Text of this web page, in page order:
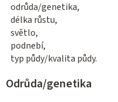
odrůda/genetika,
délka růstu,
světlo,
podnebí,
typ půdy/kvalita půdy.
Odrůda/genetika